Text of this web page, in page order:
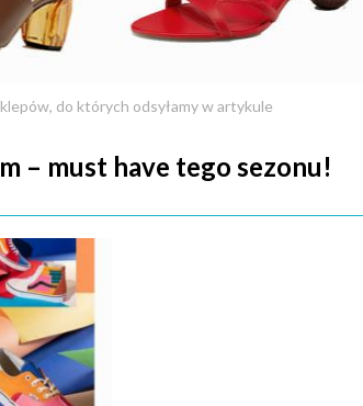
do których odsyłamy w artykule
– must have tego sezonu!